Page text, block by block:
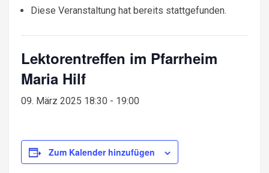
Diese Veranstaltung hat bereits stattgefunden.
Lektorentreffen im Pfarrheim
Maria Hilf
09. März 2025 18:30 - 19:00
Zum Kalender hinzufügen